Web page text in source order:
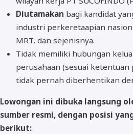
Diutamakan bagi kandidat
industri perkeretaapian
MRT, dan sejenisnya.
Tidak memiliki hubungan
perusahaan (sesuai
tidak pernah diberhentikan
Lowongan ini dibuka langsung
sumber resmi, dengan posisi
berikut: